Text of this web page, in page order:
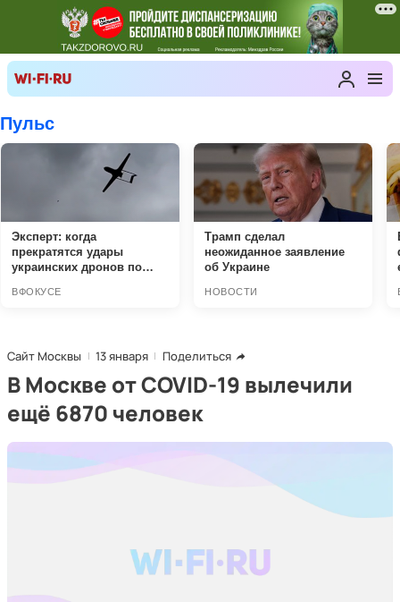
Сайт Москвы 13 января Поделиться
В Москве от COVID-19 вылечили
ещё 6870 человек